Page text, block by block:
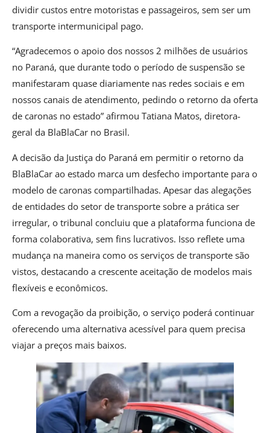
dividir custos entre motoristas e passageiros, sem ser um
transporte intermunicipal pago.
“Agradecemos o apoio dos nossos 2 milhões de usuários
no Paraná, que durante todo o período de suspensão se
manifestaram quase diariamente nas redes sociais e em
nossos canais de atendimento, pedindo o retorno da oferta
de caronas no estado” afirmou Tatiana Matos, diretora-
geral da BlaBlaCar no Brasil.
A decisão da Justiça do Paraná em permitir o retorno da
BlaBlaCar ao estado marca um desfecho importante para o
modelo de caronas compartilhadas. Apesar das alegações
de entidades do setor de transporte sobre a prática ser
irregular, o tribunal concluiu que a plataforma funciona de
forma colaborativa, sem fins lucrativos. Isso reflete uma
mudança na maneira como os serviços de transporte são
vistos, destacando a crescente aceitação de modelos mais
flexíveis e econômicos.
Com a revogação da proibição, o serviço poderá continuar
oferecendo uma alternativa acessível para quem precisa
viajar a preços mais baixos.